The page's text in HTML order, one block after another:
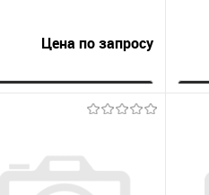
Цена по запросу
Запросить цену
Купить в 1
сравнению